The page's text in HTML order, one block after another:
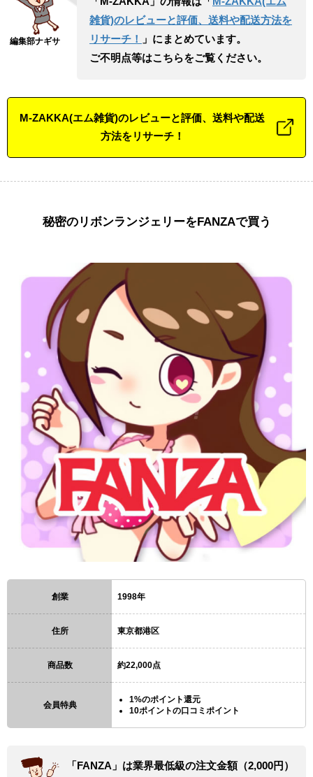
雑貨)のレビューと評価、送料や配送方法を
リサーチ！
」にまとめています。
ご不明点等はこちらをご覧ください。
M-ZAKKA(エム雑貨)のレビューと評価、送料や配送
方法をリサーチ！
秘密のリボンランジェリーをFANZAで買う
創業 1998年
住所 東京都港区
商品数 約22,000点
会員特典
1%のポイント還元
10ポイントの口コミポイント
「FANZA」は業界最低級の注文金額（2,000円）